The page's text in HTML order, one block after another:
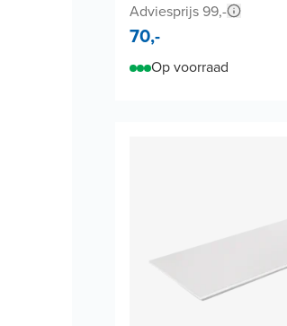
Adviesprijs 99,-
70,-
Op voorraad